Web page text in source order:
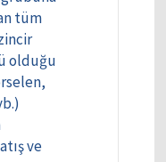
tüm
olduğu
ve